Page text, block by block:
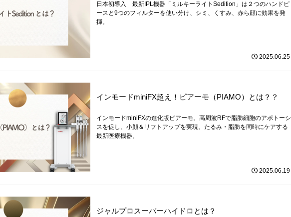
日本初導入 最新IPL機器「ミルキーライトSedition」は２つのハンドピ
ースと9つのフィルターを使い分け、シミ、くすみ、赤ら顔に効果を発
揮。
2025.06.25
インモードminiFX超え！ピアーモ（PIAMO）とは？？
インモードminiFXの進化版ピアーモ。高周波RFで脂肪細胞のアポトーシ
スを促し、小顔＆リフトアップを実現。たるみ・脂肪を同時にケアする
最新医療機器。
2025.06.19
ジャルプロスーパーハイドロとは？